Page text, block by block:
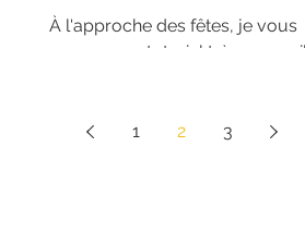
bonhomme de neige
À l'approche des fêtes, je vous
propose ce tutoriel très accessible
1 2 3